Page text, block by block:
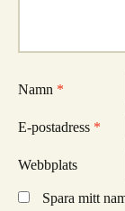
Namn *
E-postadress *
Webbplats
Spara mitt